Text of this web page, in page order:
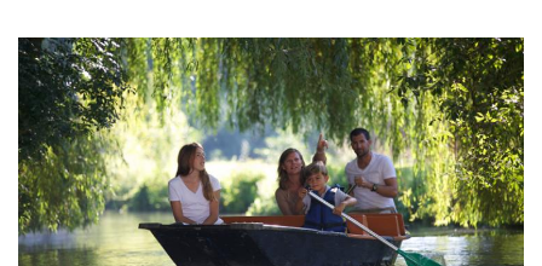
historiques, paysagères et gourmandes, en passant par
des petites routes peu fréquentées alternant forêts,
pâtures,&nbsp;plaines et vallées…